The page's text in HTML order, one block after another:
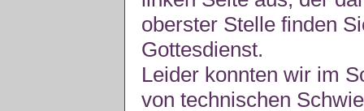
oberster Stelle finden
Gottesdienst.
Leider konnten wir im
von technischen